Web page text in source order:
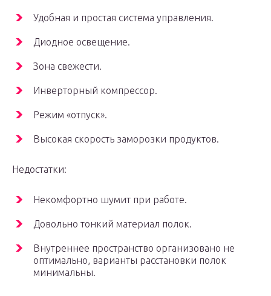
Удобная и простая система управления.
Диодное освещение.
Зона свежести.
Инверторный компрессор.
Режим «отпуск».
Высокая скорость заморозки продуктов.
Недостатки:
Некомфортно шумит при работе.
Довольно тонкий материал полок.
Внутреннее пространство организовано не
оптимально, варианты расстановки полок
минимальны.